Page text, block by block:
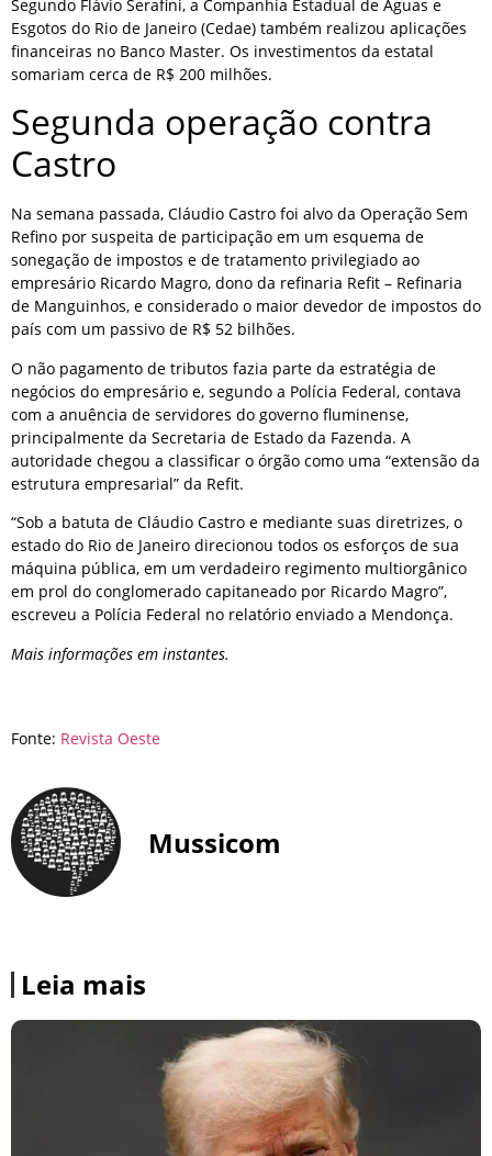
Segundo Flávio Serafini, a Companhia Estadual de Águas e
Esgotos do Rio de Janeiro (Cedae) também realizou aplicações
financeiras no Banco Master. Os investimentos da estatal
somariam cerca de R$ 200 milhões.
Segunda operação contra
Castro
Na semana passada, Cláudio Castro foi alvo da Operação Sem
Refino por suspeita de participação em um esquema de
sonegação de impostos e de tratamento privilegiado ao
empresário Ricardo Magro, dono da refinaria Refit – Refinaria
de Manguinhos, e considerado o maior devedor de impostos do
país com um passivo de R$ 52 bilhões.
O não pagamento de tributos fazia parte da estratégia de
negócios do empresário e, segundo a Polícia Federal, contava
com a anuência de servidores do governo fluminense,
principalmente da Secretaria de Estado da Fazenda. A
autoridade chegou a classificar o órgão como uma “extensão da
estrutura empresarial” da Refit.
“Sob a batuta de Cláudio Castro e mediante suas diretrizes, o
estado do Rio de Janeiro direcionou todos os esforços de sua
máquina pública, em um verdadeiro regimento multiorgânico
em prol do conglomerado capitaneado por Ricardo Magro”,
escreveu a Polícia Federal no relatório enviado a Mendonça.
Mais informações em instantes.
Fonte: Revista Oeste
Mussicom
Leia mais